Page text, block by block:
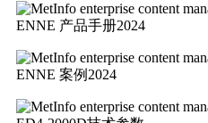
ENNE 产品手册2024
ENNE 案例2024